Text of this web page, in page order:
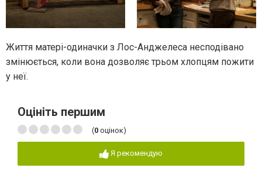
Життя матері-одиначки з Лос-Анджелеса несподівано
змінюється, коли вона дозволяє трьом хлопцям пожити
у неї.
Оцініть першим
(0 оцінок)
Я рекомендую